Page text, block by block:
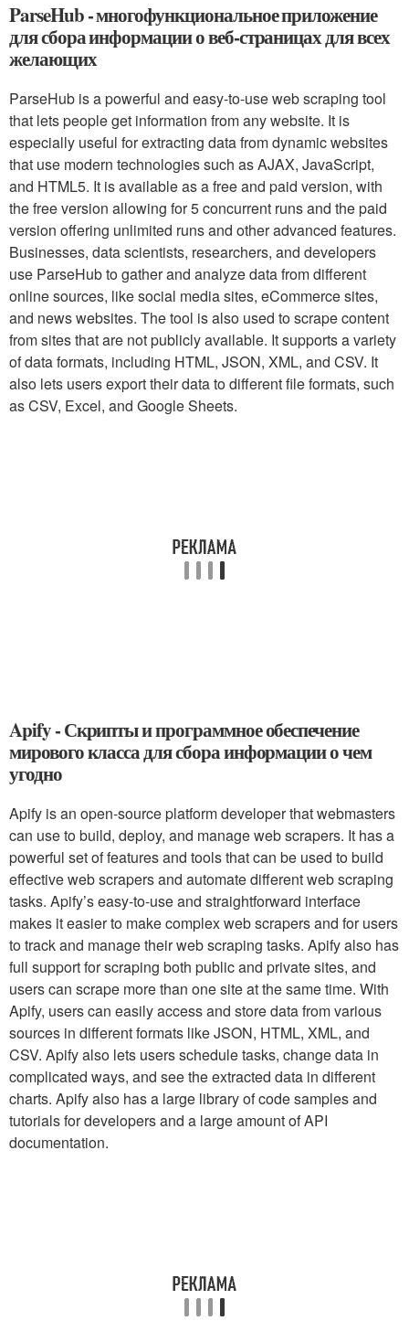
ParseHub - многофункциональное приложение
для сбора информации о веб-страницах для всех
желающих
ParseHub is a powerful and easy-to-use web scraping tool
that lets people get information from any website. It is
especially useful for extracting data from dynamic websites
that use modern technologies such as AJAX, JavaScript,
and HTML5. It is available as a free and paid version, with
the free version allowing for 5 concurrent runs and the paid
version offering unlimited runs and other advanced features.
Businesses, data scientists, researchers, and developers
use ParseHub to gather and analyze data from different
online sources, like social media sites, eCommerce sites,
and news websites. The tool is also used to scrape content
from sites that are not publicly available. It supports a variety
of data formats, including HTML, JSON, XML, and CSV. It
also lets users export their data to different file formats, such
as CSV, Excel, and Google Sheets.
Apify - Скрипты и программное обеспечение
мирового класса для сбора информации о чем
угодно
Apify is an open-source platform developer that webmasters
can use to build, deploy, and manage web scrapers. It has a
powerful set of features and tools that can be used to build
effective web scrapers and automate different web scraping
tasks. Apify’s easy-to-use and straightforward interface
makes it easier to make complex web scrapers and for users
to track and manage their web scraping tasks. Apify also has
full support for scraping both public and private sites, and
users can scrape more than one site at the same time. With
Apify, users can easily access and store data from various
sources in different formats like JSON, HTML, XML, and
CSV. Apify also lets users schedule tasks, change data in
complicated ways, and see the extracted data in different
charts. Apify also has a large library of code samples and
tutorials for developers and a large amount of API
documentation.